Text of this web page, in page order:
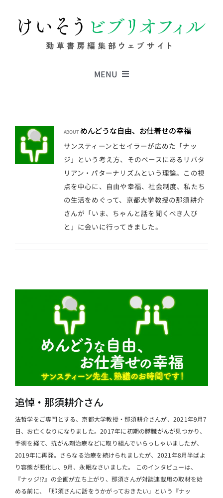
content
MENU
Columns
News
ABOUT めんどうな自由、お仕着せの幸福
サンスティーンとセイラーが広めた「ナッ
ジ」という考え方、そのベースにあるリバタ
リアン・パターナリズムという理論。この視
点を中心に、自由や幸福、社会制度、私たち
の生活をめぐって、京都大学教授の那須耕介
さんが「いま、ちゃんと話を聞くべき人び
と」に会いに行ってきました。
追悼・那須耕介さん
法哲学をご専門とする、京都大学教授・那須耕介さんが、2021年9月7
日、お亡くなりになりました。2017年に初期の膵臓がんが見つかり、
手術を経て、抗がん剤治療などに取り組んでいらっしゃいましたが、
2019年に再発。さらなる治療を続けられましたが、2021年8月半ばよ
り容態が悪化し、9月、永眠なさいました。 このインタビューは、
『ナッジ!?』の企画が立ち上がり、那須さんが対談連載用の取材を始
める前に、「那須さんに話をうかがっておきたい」という『ナッ